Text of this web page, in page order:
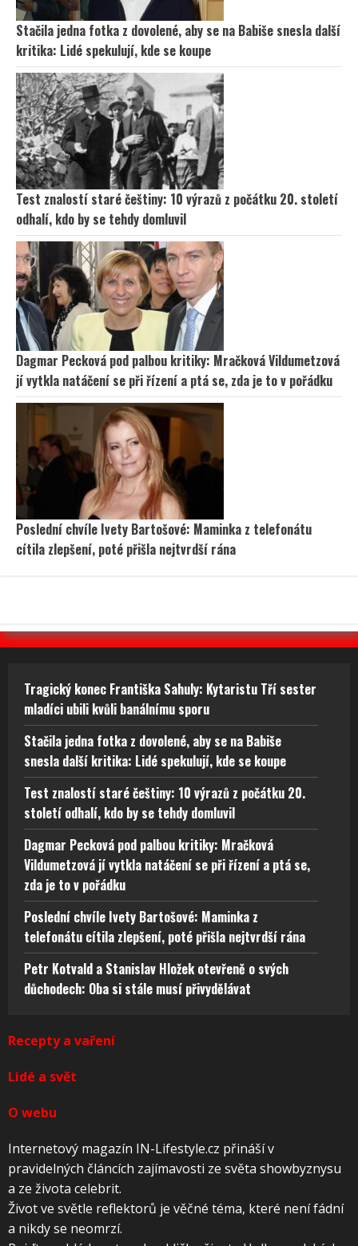
Stačila jedna fotka z dovolené, aby se na Babiše snesla další
kritika: Lidé spekulují, kde se koupe
Test znalostí staré češtiny: 10 výrazů z počátku 20. století
odhalí, kdo by se tehdy domluvil
Dagmar Pecková pod palbou kritiky: Mračková Vildumetzová
jí vytkla natáčení se při řízení a ptá se, zda je to v pořádku
Poslední chvíle Ivety Bartošové: Maminka z telefonátu
cítila zlepšení, poté přišla nejtvrdší rána
Tragický konec Františka Sahuly: Kytaristu Tří sester
mladíci ubili kvůli banálnímu sporu
Stačila jedna fotka z dovolené, aby se na Babiše
snesla další kritika: Lidé spekulují, kde se koupe
Test znalostí staré češtiny: 10 výrazů z počátku 20.
století odhalí, kdo by se tehdy domluvil
Dagmar Pecková pod palbou kritiky: Mračková
Vildumetzová jí vytkla natáčení se při řízení a ptá se,
zda je to v pořádku
Poslední chvíle Ivety Bartošové: Maminka z
telefonátu cítila zlepšení, poté přišla nejtvrdší rána
Petr Kotvald a Stanislav Hložek otevřeně o svých
důchodech: Oba si stále musí přivydělávat
Recepty a vaření
Lidé a svět
O webu
Internetový magazín IN-Lifestyle.cz přináší v
pravidelných článcích zajímavosti ze světa showbyznysu
a ze života celebrit.
Život ve světle reflektorů je věčné téma, které není fádní
a nikdy se neomrzí.